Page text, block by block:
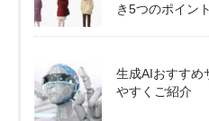
き5つのポイン
生成AIおすすめ
やすくご紹介